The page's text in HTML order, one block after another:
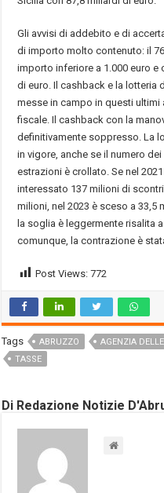
Gli avvisi di addebito e di
di importo molto contenuto: il
importo inferiore a 1.000 euro
di euro. Il cashback e la lotteria
messe in campo in questi ultimi
fiscale. Il cashback con la
definitivamente soppresso. La
in vigore, anche se il numero
estrazioni è crollato. Se nel
interessato 137 milioni di
milioni, nel 2023 è sceso a 33,5
la soglia è leggermente risalita
comunque, la contrazione è
Post Views: 772
Tags ABRUZZO AGENZIA
TASSE
Di Redazione Notizie